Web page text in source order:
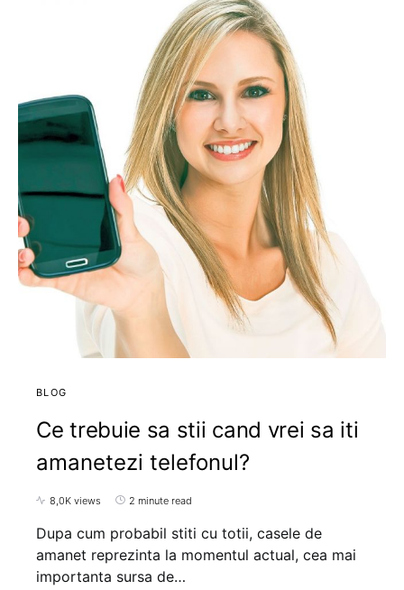
BLOG
Ce trebuie sa stii cand vrei sa iti
amanetezi telefonul?
8,0K views 2 minute read
Dupa cum probabil stiti cu totii, casele de
amanet reprezinta la momentul actual, cea mai
importanta sursa de…